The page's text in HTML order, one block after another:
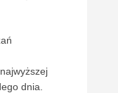
dnia.